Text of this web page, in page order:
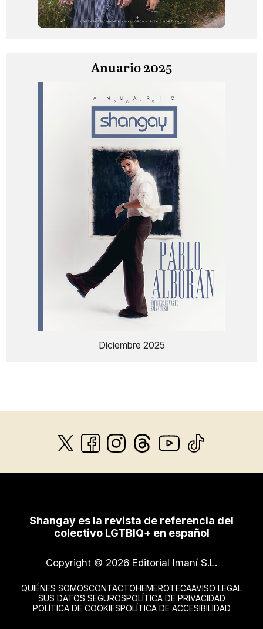
Anuario 2025
Diciembre 2025
Shangay es la revista de referencia del
colectivo LGTBIQ+ en español
Copyright © 2026 Editorial Imaní S.L.
QUIÉNES SOMOSCONTACTOHEMEROTECAAVISO LEGAL
SUS DATOS SEGUROSPOLÍTICA DE PRIVACIDAD
POLÍTICA DE COOKIESPOLÍTICA DE ACCESIBILIDAD